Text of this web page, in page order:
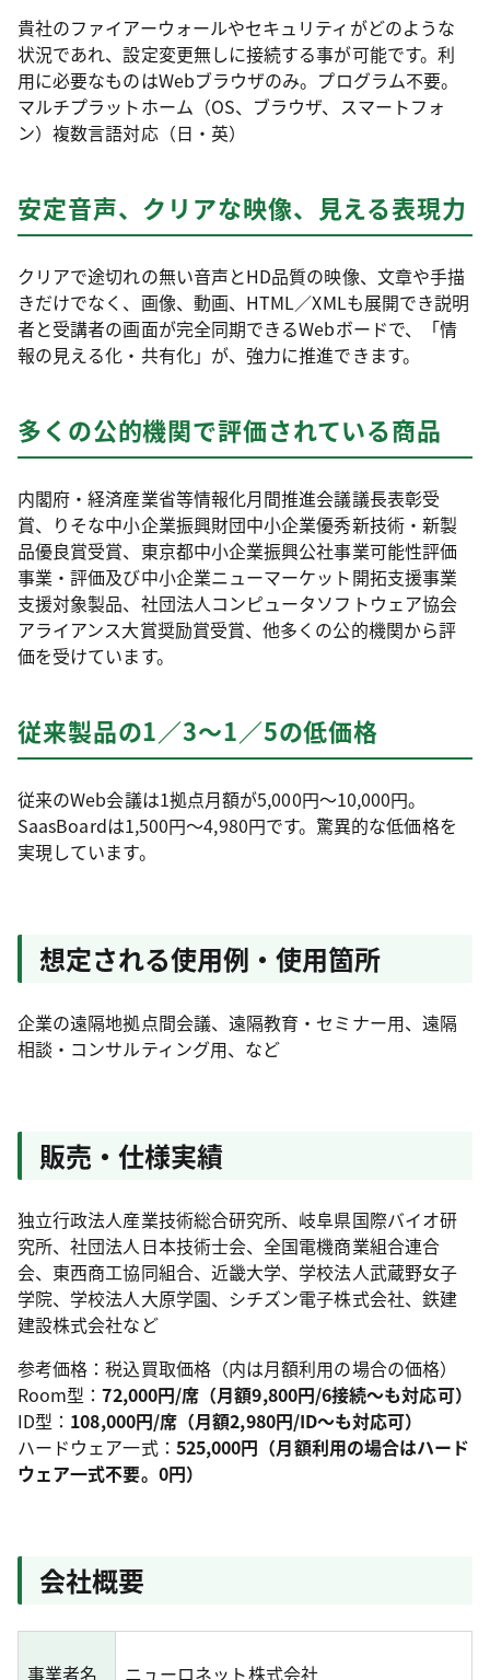
貴社のファイアーウォールやセキュリティがどのような
状況であれ、設定変更無しに接続する事が可能です。利
用に必要なものはWebブラウザのみ。プログラム不要。
マルチプラットホーム（OS、ブラウザ、スマートフォ
ン）複数言語対応（日・英）
安定音声、クリアな映像、見える表現力
クリアで途切れの無い音声とHD品質の映像、文章や手描
きだけでなく、画像、動画、HTML／XMLも展開でき説明
者と受講者の画面が完全同期できるWebボードで、「情
報の見える化・共有化」が、強力に推進できます。
多くの公的機関で評価されている商品
内閣府・経済産業省等情報化月間推進会議議長表彰受
賞、りそな中小企業振興財団中小企業優秀新技術・新製
品優良賞受賞、東京都中小企業振興公社事業可能性評価
事業・評価及び中小企業ニューマーケット開拓支援事業
支援対象製品、社団法人コンピュータソフトウェア協会
アライアンス大賞奨励賞受賞、他多くの公的機関から評
価を受けています。
従来製品の1／3～1／5の低価格
従来のWeb会議は1拠点月額が5,000円～10,000円。
SaasBoardは1,500円～4,980円です。驚異的な低価格を
実現しています。
想定される使用例・使用箇所
企業の遠隔地拠点間会議、遠隔教育・セミナー用、遠隔
相談・コンサルティング用、など
販売・仕様実績
独立行政法人産業技術総合研究所、岐阜県国際バイオ研
究所、社団法人日本技術士会、全国電機商業組合連合
会、東西商工協同組合、近畿大学、学校法人武蔵野女子
学院、学校法人大原学園、シチズン電子株式会社、鉄建
建設株式会社など
参考価格：税込買取価格（内は月額利用の場合の価格）
Room型：72,000円/席（月額9,800円/6接続～も対応可）
ID型： 108,000円/席（月額2,980円/ID～も対応可）
ハードウェア一式： 525,000円（月額利用の場合はハード
ウェア一式不要。0円）
会社概要
事業者名 ニューロネット株式会社